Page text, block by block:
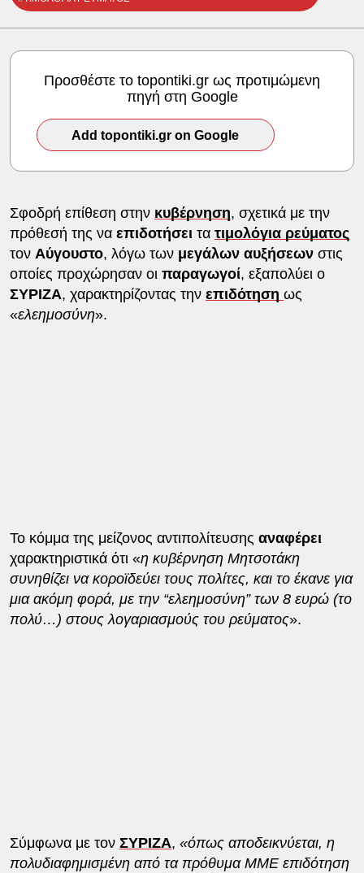
Προσθέστε το topontiki.gr ως προτιμώμενη
πηγή στη Google
Add topontiki.gr on Google
Σφοδρή επίθεση στην κυβέρνηση, σχετικά με την
πρόθεσή της να επιδοτήσει τα τιμολόγια ρεύματος
τον Αύγουστο, λόγω των μεγάλων αυξήσεων στις
οποίες προχώρησαν οι παραγωγοί, εξαπολύει ο
ΣΥΡΙΖΑ, χαρακτηρίζοντας την επιδότηση ως
«ελεημοσύνη».
Το κόμμα της μείζονος αντιπολίτευσης αναφέρει
χαρακτηριστικά ότι «η κυβέρνηση Μητσοτάκη
συνηθίζει να κοροϊδεύει τους πολίτες, και το έκανε για
μια ακόμη φορά, με την “ελεημοσύνη” των 8 ευρώ (το
πολύ…) στους λογαριασμούς του ρεύματος».
Σύμφωνα με τον ΣΥΡΙΖΑ, «όπως αποδεικνύεται, η
πολυδιαφημισμένη από τα πρόθυμα ΜΜΕ επιδότηση